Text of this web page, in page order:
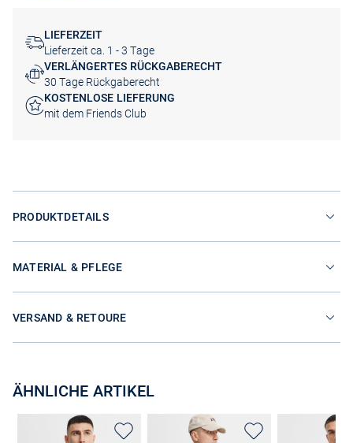
LIEFERZEIT
Lieferzeit ca. 1 - 3 Tage
VERLÄNGERTES RÜCKGABERECHT
30 Tage Rückgaberecht
KOSTENLOSE LIEFERUNG
mit dem Friends Club
PRODUKTDETAILS
MATERIAL & PFLEGE
VERSAND & RETOURE
ÄHNLICHE ARTIKEL